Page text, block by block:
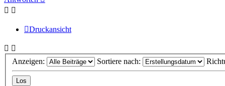
Druckansicht
Anzeigen: Sortiere nach: